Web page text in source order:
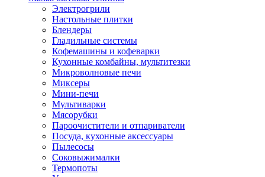
Электрогрили
Настольные плитки
Блендеры
Гладильные системы
Кофемашины и кофеварки
Кухонные комбайны, мультитезки
Микроволновые печи
Миксеры
Мини-печи
Мультиварки
Мясорубки
Пароочистители и отпариватели
Посуда, кухонные аксессуары
Пылесосы
Соковыжималки
Термопоты